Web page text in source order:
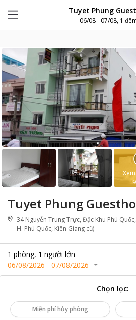
Tuyet Phung
06/08 - 07/08, 1
Tuyet Phung
34 Nguyễn Trung Trực, Đặc Khu Phú
H. Phú Quốc, Kiên Giang cũ)
1 phòng, 1 người lớn
06/08/2026 - 07/08/2026
9
Chọn lọc:
Miễn phí hủy phòng